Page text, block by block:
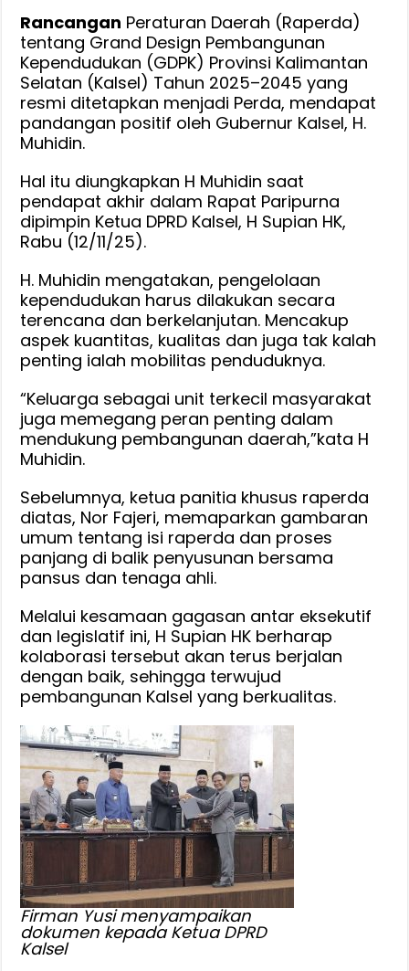
Jadi
Perda,
Gubernur
Kalsel
Respon
Positif
Rancangan Peraturan Daerah (Raperda)
tentang Grand Design Pembangunan
Kependudukan (GDPK) Provinsi Kalimantan
Selatan (Kalsel) Tahun 2025–2045 yang
resmi ditetapkan menjadi Perda, mendapat
pandangan positif oleh Gubernur Kalsel, H.
Muhidin.
Hal itu diungkapkan H Muhidin saat
pendapat akhir dalam Rapat Paripurna
dipimpin Ketua DPRD Kalsel, H Supian HK,
Rabu (12/11/25).
H. Muhidin mengatakan, pengelolaan
kependudukan harus dilakukan secara
terencana dan berkelanjutan. Mencakup
aspek kuantitas, kualitas dan juga tak kalah
penting ialah mobilitas penduduknya.
“Keluarga sebagai unit terkecil masyarakat
juga memegang peran penting dalam
mendukung pembangunan daerah,”kata H
Muhidin.
Sebelumnya, ketua panitia khusus raperda
diatas, Nor Fajeri, memaparkan gambaran
umum tentang isi raperda dan proses
panjang di balik penyusunan bersama
pansus dan tenaga ahli.
Melalui kesamaan gagasan antar eksekutif
dan legislatif ini, H Supian HK berharap
kolaborasi tersebut akan terus berjalan
dengan baik, sehingga terwujud
pembangunan Kalsel yang berkualitas.
Firman Yusi menyampaikan
dokumen kepada Ketua DPRD
Kalsel